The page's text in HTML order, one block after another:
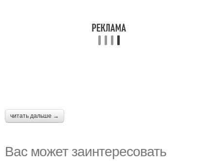
читать дальше →
Вас может заинтересовать